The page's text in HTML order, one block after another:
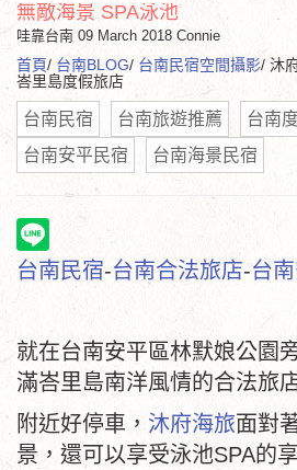
無敵海景 SPA泳池
哇靠台南 09 March 2018 Connie
首頁/ 台南BLOG/ 台南民宿空間攝影/ 沐
峇里島度假旅店
台南民宿 台南旅遊推薦
台南
台南安平民宿
台南海景民宿
台南民宿-台南合法旅店-台
就在台南安平區林默娘公園
滿峇里島南洋風情的合法旅
附近好停車， 沐府海旅面對
景，還可以享受泳池SPA的